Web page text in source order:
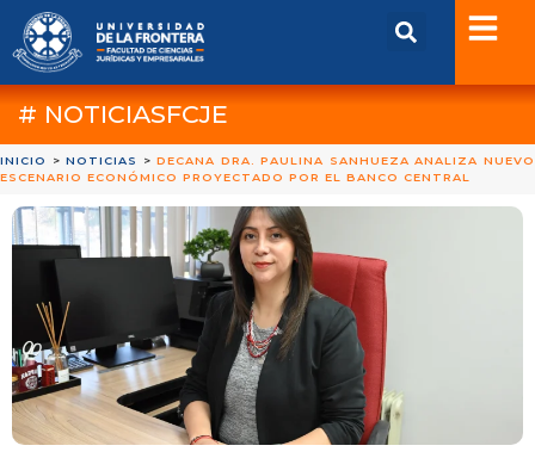
# NOTICIASFCJE
INICIO >NOTICIAS >DECANA DRA. PAULINA SANHUEZA ANALIZA NUEVO
ESCENARIO ECONÓMICO PROYECTADO POR EL BANCO CENTRAL